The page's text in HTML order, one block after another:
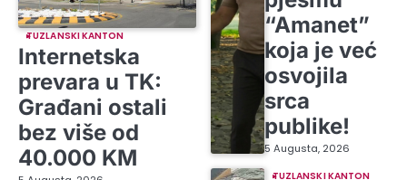
TUZLANSKI KANTON
Internetska
prevara u TK:
Građani ostali
bez više od
40.000 KM
“Amanet”
koja je već
osvojila
srca
publike!
5 Augusta, 2026
TUZLANSKI KANTON